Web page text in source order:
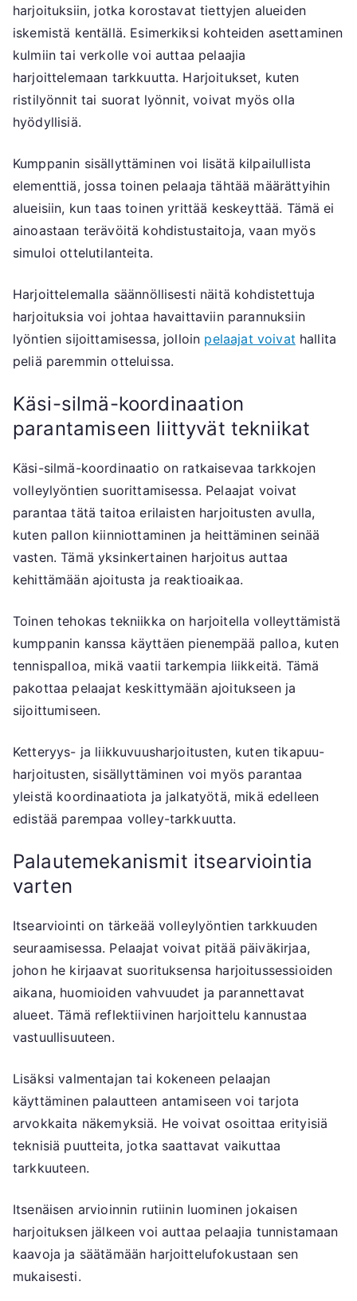
harjoituksiin, jotka korostavat tiettyjen alueiden
iskemistä kentällä. Esimerkiksi kohteiden asettaminen
kulmiin tai verkolle voi auttaa pelaajia
harjoittelemaan tarkkuutta. Harjoitukset, kuten
ristilyönnit tai suorat lyönnit, voivat myös olla
hyödyllisiä.
Kumppanin sisällyttäminen voi lisätä kilpailullista
elementtiä, jossa toinen pelaaja tähtää määrättyihin
alueisiin, kun taas toinen yrittää keskeyttää. Tämä ei
ainoastaan terävöitä kohdistustaitoja, vaan myös
simuloi ottelutilanteita.
Harjoittelemalla säännöllisesti näitä kohdistettuja
harjoituksia voi johtaa havaittaviin parannuksiin
lyöntien sijoittamisessa, jolloin pelaajat voivat hallita
peliä paremmin otteluissa.
Käsi-silmä-koordinaation
parantamiseen liittyvät tekniikat
Käsi-silmä-koordinaatio on ratkaisevaa tarkkojen
volleylyöntien suorittamisessa. Pelaajat voivat
parantaa tätä taitoa erilaisten harjoitusten avulla,
kuten pallon kiinniottaminen ja heittäminen seinää
vasten. Tämä yksinkertainen harjoitus auttaa
kehittämään ajoitusta ja reaktioaikaa.
Toinen tehokas tekniikka on harjoitella volleyttämistä
kumppanin kanssa käyttäen pienempää palloa, kuten
tennispalloa, mikä vaatii tarkempia liikkeitä. Tämä
pakottaa pelaajat keskittymään ajoitukseen ja
sijoittumiseen.
Ketteryys- ja liikkuvuusharjoitusten, kuten tikapuu-
harjoitusten, sisällyttäminen voi myös parantaa
yleistä koordinaatiota ja jalkatyötä, mikä edelleen
edistää parempaa volley-tarkkuutta.
Palautemekanismit itsearviointia
varten
Itsearviointi on tärkeää volleylyöntien tarkkuuden
seuraamisessa. Pelaajat voivat pitää päiväkirjaa,
johon he kirjaavat suorituksensa harjoitussessioiden
aikana, huomioiden vahvuudet ja parannettavat
alueet. Tämä reflektiivinen harjoittelu kannustaa
vastuullisuuteen.
Lisäksi valmentajan tai kokeneen pelaajan
käyttäminen palautteen antamiseen voi tarjota
arvokkaita näkemyksiä. He voivat osoittaa erityisiä
teknisiä puutteita, jotka saattavat vaikuttaa
tarkkuuteen.
Itsenäisen arvioinnin rutiinin luominen jokaisen
harjoituksen jälkeen voi auttaa pelaajia tunnistamaan
kaavoja ja säätämään harjoittelufokustaan sen
mukaisesti.